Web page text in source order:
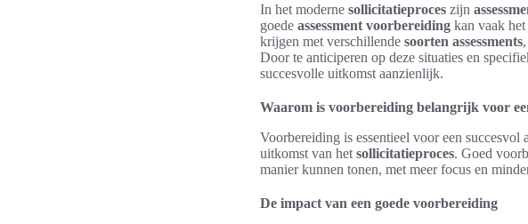
In het moderne sollicitatieproces zijn
goede assessment voorbereiding kan vaak
krijgen met verschillende soorten assessments
Door te anticiperen op deze situaties en
succesvolle uitkomst aanzienlijk.
Waarom is voorbereiding belangrijk voor
Voorbereiding is essentieel voor een succesvol
uitkomst van het sollicitatieproces. Goed
manier kunnen tonen, met meer focus en
De impact van een goede voorbereiding